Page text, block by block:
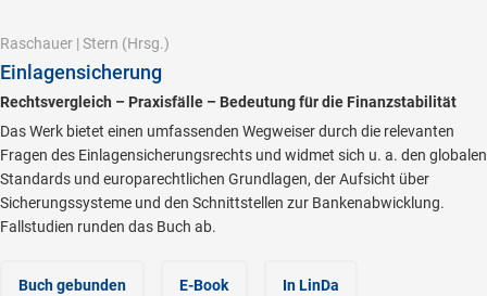
Raschauer | Stern (Hrsg.)
Einlagensicherung
Rechtsvergleich – Praxisfälle – Bedeutung für die Finanzstabilität
Das Werk bietet einen umfassenden Wegweiser durch die relevanten
Fragen des Einlagensicherungsrechts und widmet sich u. a. den globalen
Standards und europarechtlichen Grundlagen, der Aufsicht über
Sicherungssysteme und den Schnittstellen zur Bankenabwicklung.
Fallstudien runden das Buch ab.
Buch gebunden
E-Book
In LinDa